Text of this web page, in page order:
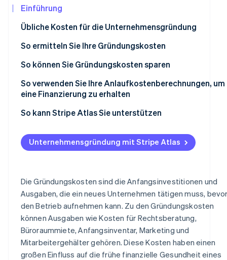
Start-up-Gründung
Climate
Identity
Stripe-Sessions 2026
Erfahren Sie, wie Stripe Lösungen für die
Partner
Einführung
Übliche Kosten für die Unternehmensgründung
Einmalige Kosten
Wiederkehrende Kosten
So ermitteln Sie Ihre Gründungskosten
Ausgaben auflisten und in Kategorien unterteilen
Geschätzte Beträge recherchieren
Budget erstellen
Prüfen und optimieren
So können Sie Gründungskosten sparen
So verwenden Sie Ihre Anlaufkostenberechnungen, um
eine Finanzierung zu erhalten
Businessplan erstellen
Überzeugende Argumente anführen
So kann Stripe Atlas Sie unterstützen
Zahlungen und Bankgeschäfte vor Erhalt der EIN-
Gründungsaktien ohne Einsatz eigener Mittel erwerben
Automatische Einreichung des 83(b)-Steuerformulars
Hochwertige rechtliche Unternehmensdokumente
Ein Jahr Stripe Payments kostenlos, plus
Partnergutschriften und Rabatte im Wert von 50.000
Unternehmensgründung mit Stripe Atlas
Die Gründungskosten sind die Anfangsinvestitionen und
Ausgaben, die ein neues Unternehmen tätigen muss,
den Betrieb aufnehmen kann. Zu den Gründungskosten
können Ausgaben wie Kosten für Rechtsberatung,
Büroraummiete, Anfangsinventar, Marketing und
Mitarbeitergehälter gehören. Diese Kosten haben einen
großen Einfluss auf die frühe finanzielle Gesundheit eines